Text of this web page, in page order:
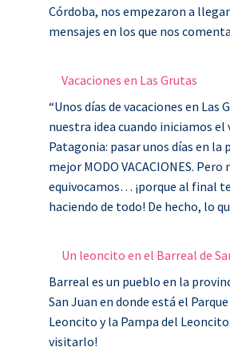
Córdoba, nos empezaron a
mensajes en los que nos
Vacaciones en Las Grutas
“Unos días de vacaciones en Las
nuestra idea cuando iniciamos el
Patagonia: pasar unos días en la
mejor MODO VACACIONES. Pero
equivocamos… ¡porque al final
haciendo de todo! De hecho, lo
Un leoncito en el Barreal de
Barreal es un pueblo en la
San Juan en donde está el
Leoncito y la Pampa del
visitarlo!